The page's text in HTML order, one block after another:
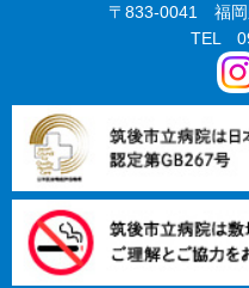
〒833-0041 福岡
TEL